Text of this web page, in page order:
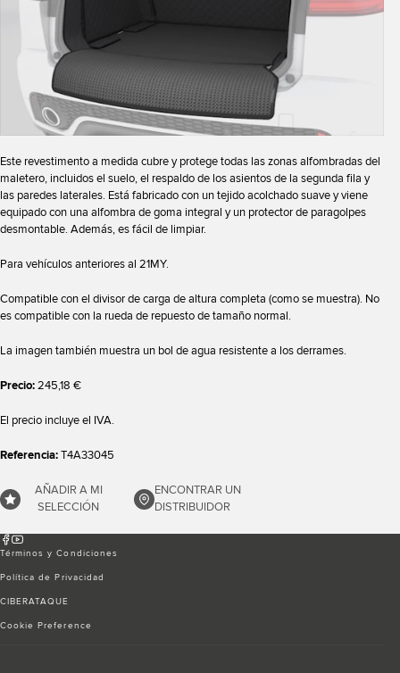
Este revestimento a medida cubre y protege todas las zonas alfombradas del
maletero, incluidos el suelo, el respaldo de los asientos de la segunda fila y
las paredes laterales. Está fabricado con un tejido acolchado suave y viene
equipado con una alfombra de goma integral y un protector de paragolpes
desmontable. Además, es fácil de limpiar.
Para vehículos anteriores al 21MY.
Compatible con el divisor de carga de altura completa (como se muestra). No
es compatible con la rueda de repuesto de tamaño normal.
La imagen también muestra un bol de agua resistente a los derrames.
Precio:245,18 €
El precio incluye el IVA.
Referencia:T4A33045
AÑADIR A MI
SELECCIÓN
ENCONTRAR UN
DISTRIBUIDOR
Términos y Condiciones
Política de Privacidad
CIBERATAQUE
Cookie Preference